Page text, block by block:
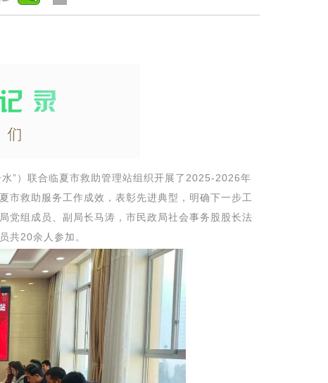
水”）联合临夏市救助管理站组织开展了2025-2026年
市救助服务工作成效，表彰先进典型，明确下一步工
党组成员、副局长马涛， 市民政局社会事务股股长法
共20余人参加。